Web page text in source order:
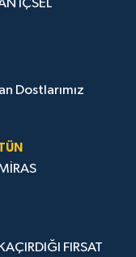
İÇSEL
Dostlarımız
FIRSAT